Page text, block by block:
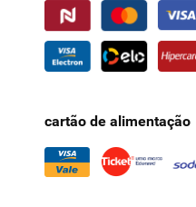
cartão de alimentação